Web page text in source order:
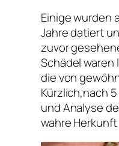
Einige wurden
Jahre datiert
zuvor
Schädel waren
die von
Kürzlich,nach
und Analyse
wahre